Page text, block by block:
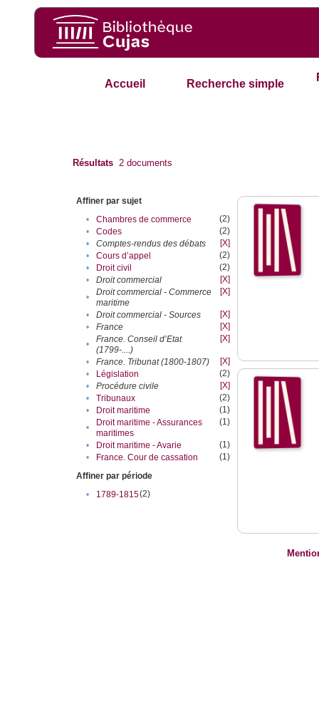
Accueil Recherche simple
Résultats 2 documents
Affiner par sujet
•
Chambres de commerce
(2)
•
Codes
(2)
•
Comptes-rendus des débats
[X]
•
Cours d’appel
(2)
•
Droit civil
(2)
•
Droit commercial
[X]
•
Droit commercial - Commerce
maritime
[X]
• Droit commercial - Sources
[X]
•
France
[X]
•
France. Conseil d’Etat
(1799-....)
[X]
• France. Tribunat (1800-1807)
[X]
•
Législation
(2)
•
Procédure civile
[X]
•
Tribunaux
(2)
•
Droit maritime
(1)
•
Droit maritime - Assurances
maritimes
(1)
• Droit maritime - Avarie
(1)
•
France. Cour de cassation
(1)
Affiner par période
•
1789-1815(2)